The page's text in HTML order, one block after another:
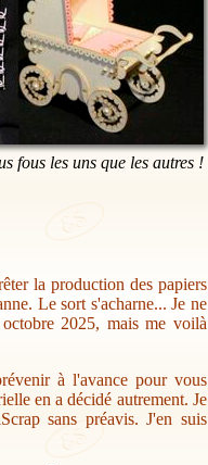
fous les uns que les autres !
la production des papiers
Le sort s'acharne... Je ne
2025, mais me voilà
à l'avance pour vous
en a décidé autrement. Je
sans préavis. J'en suis